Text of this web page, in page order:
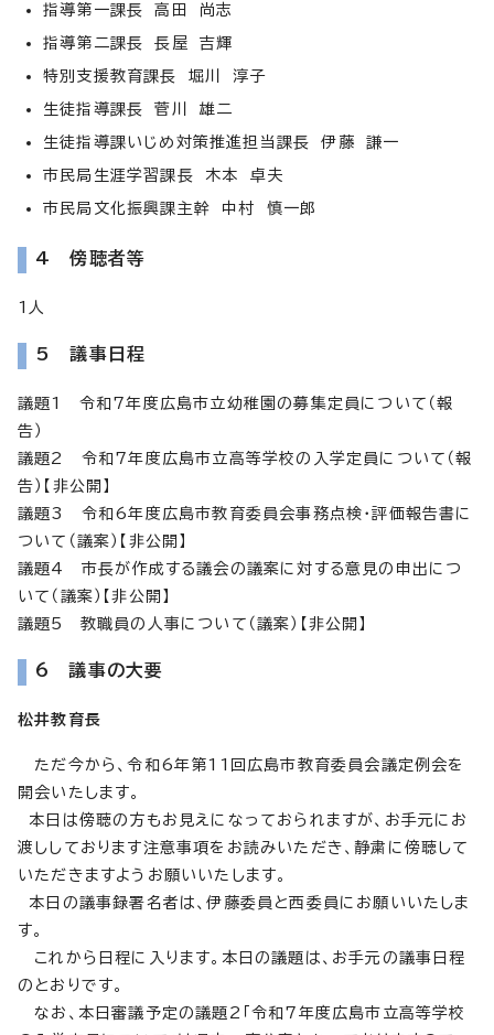
指導第一課長 高田 尚志
指導第二課長 長屋 吉輝
特別支援教育課長 堀川 淳子
生徒指導課長 菅川 雄二
生徒指導課いじめ対策推進担当課長 伊藤 謙一
市民局生涯学習課長 木本 卓夫
市民局文化振興課主幹 中村 慎一郎
4 傍聴者等
1人
5 議事日程
議題1 令和7年度広島市立幼稚園の募集定員について（報
告）
議題2 令和7年度広島市立高等学校の入学定員について（報
告）【非公開】
議題3 令和6年度広島市教育委員会事務点検・評価報告書に
ついて（議案）【非公開】
議題4 市長が作成する議会の議案に対する意見の申出につ
いて（議案）【非公開】
議題5 教職員の人事について（議案）【非公開】
6 議事の大要
松井教育長
ただ今から、令和6年第11回広島市教育委員会議定例会を
開会いたします。
本日は傍聴の方もお見えになっておられますが、お手元にお
渡ししております注意事項をお読みいただき、静粛に傍聴して
いただきますようお願いいたします。
本日の議事録署名者は、伊藤委員と西委員にお願いいたしま
す。
これから日程に入ります。本日の議題は、お手元の議事日程
のとおりです。
なお、本日審議予定の議題2「令和7年度広島市立高等学校